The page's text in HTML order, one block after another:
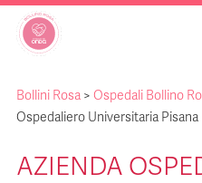
OSPEDALI BOLLINO
INIZIATIVE
Bollini Rosa > Ospedali Bollino
Ospedaliero Universitaria Pisana
AZIENDA